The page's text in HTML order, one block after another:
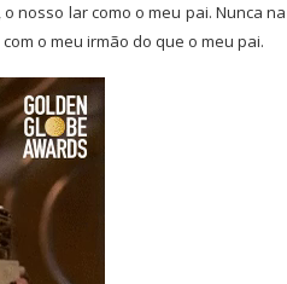
nosso lar como o meu pai. Nunca na
o meu irmão do que o meu pai.